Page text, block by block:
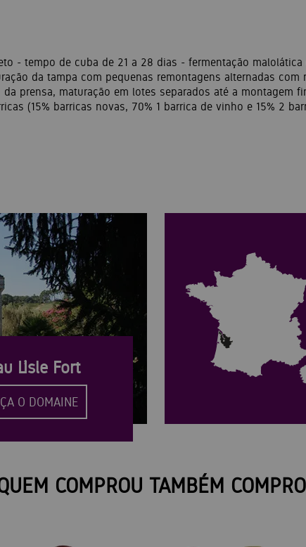
- tempo de cuba de 21 a 28 dias - fermentação
da tampa com pequenas remontagens alternadas
prensa, maturação em lotes separados até a montagem
(15% barricas novas, 70% 1 barrica de vinho e 15% 2
L’Isle Fort
O DOMAINE
COMPROU TAMBÉM